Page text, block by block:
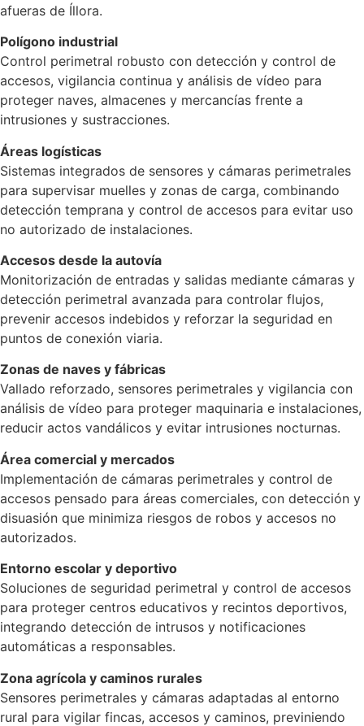
afueras de Íllora.
Polígono industrial
Control perimetral robusto con detección y control de
accesos, vigilancia continua y análisis de vídeo para
proteger naves, almacenes y mercancías frente a
intrusiones y sustracciones.
Áreas logísticas
Sistemas integrados de sensores y cámaras perimetrales
para supervisar muelles y zonas de carga, combinando
detección temprana y control de accesos para evitar uso
no autorizado de instalaciones.
Accesos desde la autovía
Monitorización de entradas y salidas mediante cámaras y
detección perimetral avanzada para controlar flujos,
prevenir accesos indebidos y reforzar la seguridad en
puntos de conexión viaria.
Zonas de naves y fábricas
Vallado reforzado, sensores perimetrales y vigilancia con
análisis de vídeo para proteger maquinaria e instalaciones,
reducir actos vandálicos y evitar intrusiones nocturnas.
Área comercial y mercados
Implementación de cámaras perimetrales y control de
accesos pensado para áreas comerciales, con detección y
disuasión que minimiza riesgos de robos y accesos no
autorizados.
Entorno escolar y deportivo
Soluciones de seguridad perimetral y control de accesos
para proteger centros educativos y recintos deportivos,
integrando detección de intrusos y notificaciones
automáticas a responsables.
Zona agrícola y caminos rurales
Sensores perimetrales y cámaras adaptadas al entorno
rural para vigilar fincas, accesos y caminos, previniendo